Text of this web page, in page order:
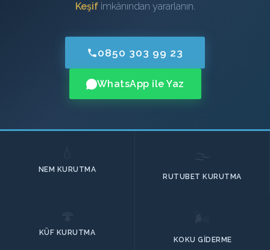
Keşifimkânından yararlanın.
0850 303 99 23
WhatsApp ile Yaz
NEM KURUTMA
RUTUBET KURUTMA
KÜF KURUTMA
KOKU GIDERME